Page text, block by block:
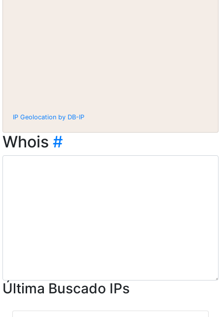
IP Geolocation by DB-IP
Whois #
Última Buscado IPs